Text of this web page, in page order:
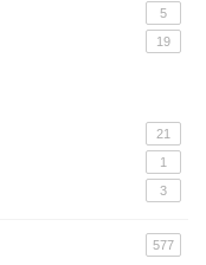
5
19
21
1
3
577